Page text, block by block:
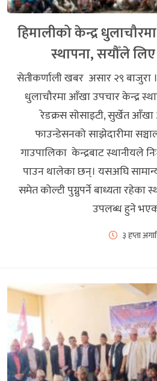
हिमालीको केन्द्र
स्थापना, सयौँले
सेतीकर्णाली खबर असार २९ बाजुरा
धुलाचौरमा आँखा उपचार केन्द्र
रेडक्रस सोसाइटी, सुर्खेत आँखा
फाउन्डेसनको साझेदारीमा
गाउपालिका केन्द्रबाट स्थानीयले
पाउन थालेका छन्। यसअघि
समेत कोल्टी पुग्नुपर्ने बाध्यता
उपलब्ध हुने
३ हप्ता